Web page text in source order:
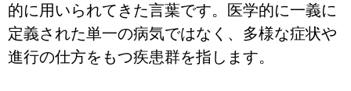
的に用いられてきた言葉です。医学的に一義に
定義された単一の病気ではなく、多様な症状や
進行の仕方をもつ疾患群を指します。